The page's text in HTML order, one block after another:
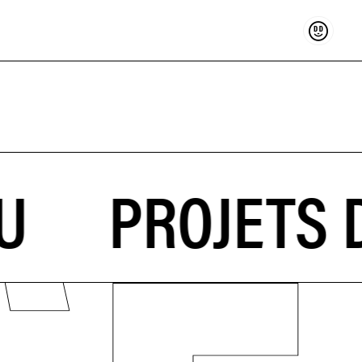
Soutenir
PROJETS